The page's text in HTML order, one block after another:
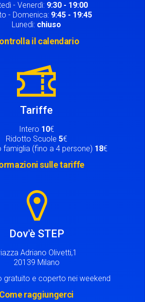
- Venerdì: 9:30 - 19:00
- Domenica: 9:45 - 19:45
Lunedì: chiuso
il calendario
Tariffe
Intero 10€
Ridotto Scuole 5€
famiglia (fino a 4 persone) 18€
sulle tariffe
Dov'è STEP
Adriano Olivetti,1
20139 Milano
gratuito e coperto nei weekend
Come raggiungerci